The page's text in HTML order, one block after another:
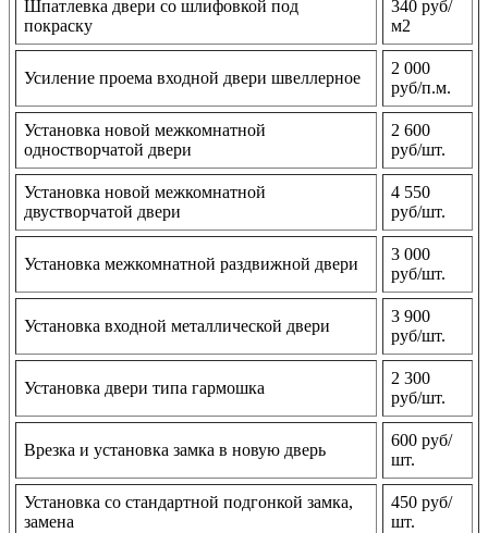
Шпатлевка двери со шлифовкой под
покраску
340 руб/
м2
Усиление проема входной двери швеллерное
2 000
руб/п.м.
Установка новой межкомнатной
одностворчатой двери
2 600
руб/шт.
Установка новой межкомнатной
двустворчатой двери
4 550
руб/шт.
Установка межкомнатной раздвижной двери
3 000
руб/шт.
Установка входной металлической двери
3 900
руб/шт.
Установка двери типа гармошка
2 300
руб/шт.
Врезка и установка замка в новую дверь
600 руб/
шт.
Установка со стандартной подгонкой замка,
замена
450 руб/
шт.